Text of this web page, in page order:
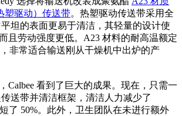
塑驱动）传送带。热塑驱动传送带采用全
坦的表面更易于清洁，其轻量的设计使
且劳动强度更低。A23 材料的耐高温额定
，非常适合输送刚从干燥机中出炉的产
Calbee 看到了巨大的成果。现在，只需一
送带并清洁框架，清洁人力减少了
了 50%。此外，卫生团队在未进行额外